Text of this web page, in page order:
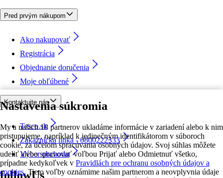
Nastavenia súkromia
My a našich 18 partnerov ukladáme informácie v zariadení alebo k nim
pristupujeme, napríklad k jedinečným identifikátorom v súboroch
cookie, za účelom spracúvania osobných údajov. Svoj súhlas môžete
udeliť alebo spravovať voľbou Prijať alebo Odmietnuť všetko,
prípadne kedykoľvek v Pravidlách pre ochranu osobných údajov a
cookies. Tieto voľby oznámime našim partnerom a neovplyvnia údaje
Pred prvým nákupom
Ako nakupovať
Registrácia
Objednanie doručenia
Moje obľúbené
Kontaktujte nás
Tesco.sk
Zákaznícka linka - 0800222333
Výber obchodu
followUs